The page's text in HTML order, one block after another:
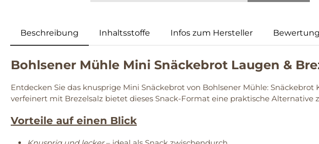
Beschreibung Inhaltsstoffe Infos zum Hersteller
Bohlsener Mühle Mini Snäckebrot Laugen &
Entdecken Sie das knusprige Mini Snäckebrot von Bohlsener Mühle:
verfeinert mit Brezelsalz bietet dieses Snack-Format eine praktische Alternative
Vorteile auf einen Blick